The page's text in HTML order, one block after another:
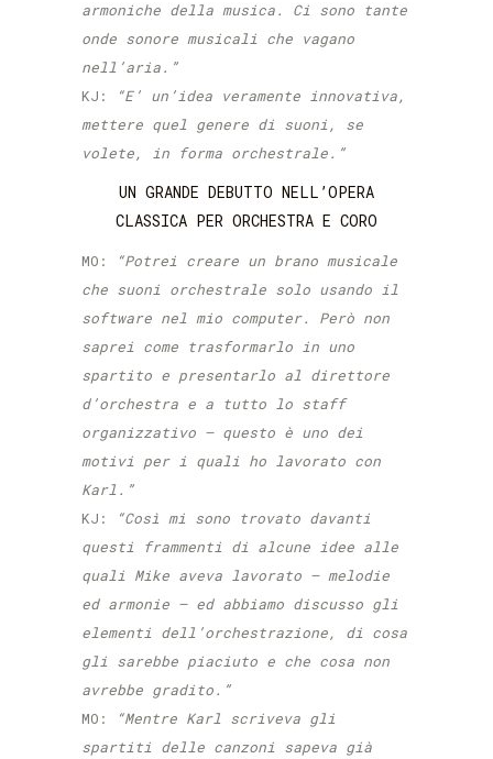
armoniche della musica. Ci sono tante
onde sonore musicali che vagano
nell’aria.”
KJ:
“E’ un’idea veramente innovativa,
mettere quel genere di suoni, se
volete, in forma orchestrale.”
UN GRANDE DEBUTTO NELL’OPERA
CLASSICA PER ORCHESTRA E CORO
MO:
“Potrei creare un brano musicale
che suoni orchestrale solo usando il
software nel mio computer. Però non
saprei come trasformarlo in uno
spartito e presentarlo al direttore
d’orchestra e a tutto lo staff
organizzativo – questo è uno dei
motivi per i quali ho lavorato con
Karl.”
KJ:
“Così mi sono trovato davanti
questi frammenti di alcune idee alle
quali Mike aveva lavorato – melodie
ed armonie – ed abbiamo discusso gli
elementi dell’orchestrazione, di cosa
gli sarebbe piaciuto e che cosa non
avrebbe gradito.”
MO:
“Mentre Karl scriveva gli
spartiti delle canzoni sapeva già